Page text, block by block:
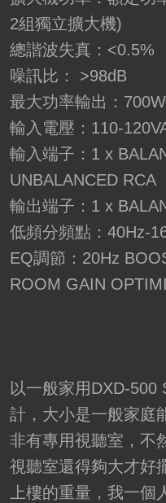
2組獨立擴大機)
總諧波失真：<0.5%
噪訊比： >98dB
最大功率輸出：700W
輸入電壓：110-
輸入端子：1 x
UNBALANCED RCA
輸出端子：1 x
低頻分頻點：40Hz-
EQ調節：20Hz
ROOM GAIN
以一般家用DXD-500
計，大小是一般家庭
非有專用視聽室，不
視聽室還得夠大才好
上樓的重量，我一個